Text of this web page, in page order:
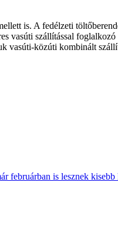
is. A fedélzeti
vasúti szállítással
vasúti-közúti kombinált
is lesznek kisebb